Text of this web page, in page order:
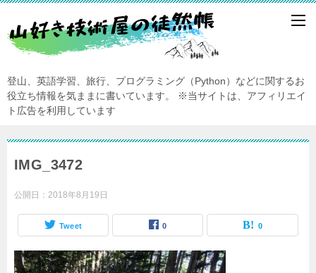
登山、英語学習、旅行、プログラミング（Python）などに関するお
役立ち情報を気ままに書いています。
※当サイトは、アフィリエイ
ト広告を利用しています
IMG_3472
公開日： 2018年8月19日
Tweet 0 0